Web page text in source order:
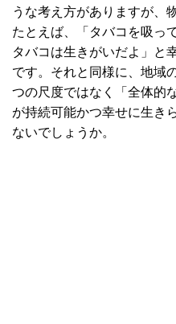
うな考え方がありますが、
たとえば、「タバコを吸っ
タバコは生きがいだよ」と
です。それと同様に、地域
つの尺度ではなく「全体的
が持続可能かつ幸せに生き
ないでしょうか。